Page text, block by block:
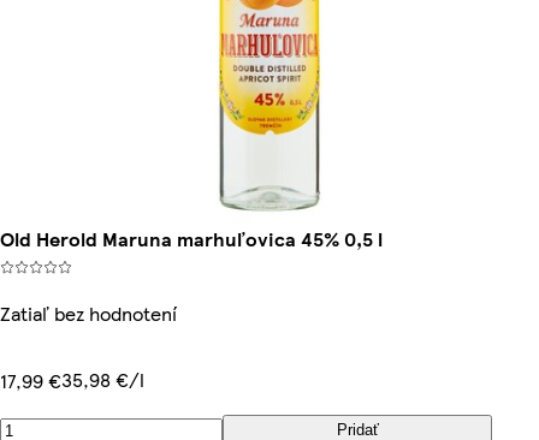
Old Herold Maruna marhuľovica 45% 0,5 l
Zatiaľ bez hodnotení
17,99 €35,98 €/l
Pridať